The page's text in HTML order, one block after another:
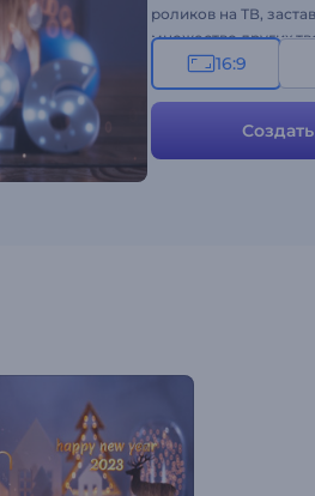
роликов на ТВ,
множество других
Оформите свое
16:9